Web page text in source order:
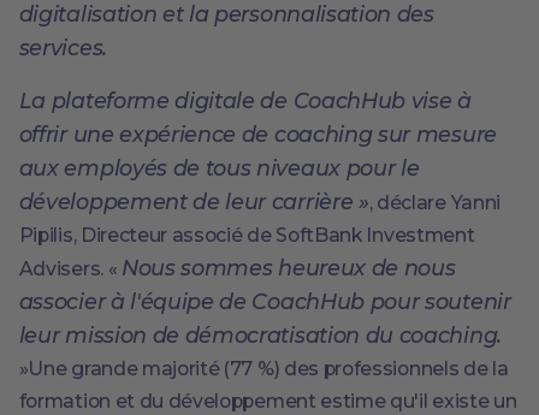
digitalisation et la personnalisation des
services.
La plateforme digitale de CoachHub vise à
offrir une expérience de coaching sur mesure
aux employés de tous niveaux pour le
développement de leur carrière », déclare Yanni
Pipilis, Directeur associé de SoftBank Investment
Advisers. « Nous sommes heureux de nous
associer à l'équipe de CoachHub pour soutenir
leur mission de démocratisation du coaching.
»Une grande majorité (77 %) des professionnels de la
formation et du développement estime qu'il existe un